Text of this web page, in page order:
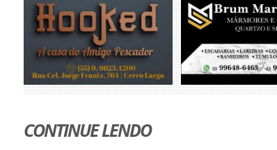
CONTINUE LENDO